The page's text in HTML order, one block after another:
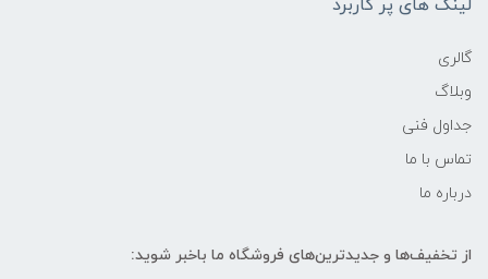
لینک های پر کاربرد
گالری
وبلاگ
جداول فنی
تماس با ما
درباره ما
از تخفیف‌ها و جدیدترین‌های فروشگاه ما باخبر شوید: